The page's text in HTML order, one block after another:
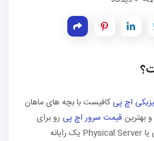
اچ پی کافیست با بچه های ماهان
بهترین قیمت سرور اچ پی رو برای
شما اعلام کنند.سرور فیزیکی یا Physical Server یک رایانه